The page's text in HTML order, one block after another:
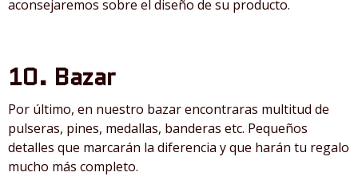
aconsejaremos sobre el diseño de su producto.
10. Bazar
Por último, en nuestro bazar encontraras multitud de
pulseras, pines, medallas, banderas etc. Pequeños
detalles que marcarán la diferencia y que harán tu regalo
mucho más completo.